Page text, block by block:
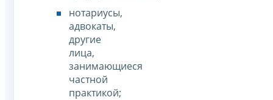
нотариусы,
адвокаты,
другие
лица,
занимающиеся
частной
практикой;